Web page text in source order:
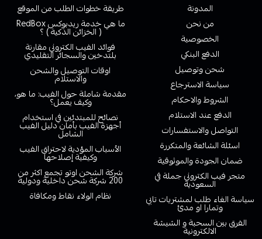
المدونة
من نحن
الخصوصية
الدفع البنكي
شحن وتوصيل
سياسة الاسترجاع
الشروط والاحكام
الدفع عند الاستلام
التواصل والاستفسارات
اسئلة الشائعة والمتكررة
ضمان الجودة والموثوقية
متجر فيب الكتروني جملة في
السعودية
سياسة الغاء طلب لمشتريات تابي
وتمارا او مدئ
الفرق بين السحبة و الشيشة
الالكترونية
طريقة خطوات الطلب من الموقع
ما هي خدمة ريدبوكس RedBox
( الخزائن الذكية ) ؟
فوائد الفيب الكتروني مقارنة
بلتدخين والسجائر التقليدي
اوقات التوصيل والشحن
والاستلام
مقدمة شاملة حول الفيب: ما هو،
وكيف يعمل؟
نصائح للمبتدئين في استخدام
أجهزة الفيب بأمان دليل الفيب
الشامل
الأسباب المؤدية لاحتراق الفيب
وكيفية إصلاحها
شركة الشحن اوتو تجمع اكثر من
200 شركة شحن داخلية ودولية
نظام الولاء نقاط ومكافاة